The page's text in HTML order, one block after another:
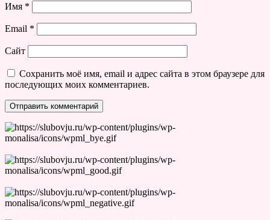
Имя *
Email *
Сайт
Сохранить моё имя, email и адрес сайта в этом браузере для
последующих моих комментариев.